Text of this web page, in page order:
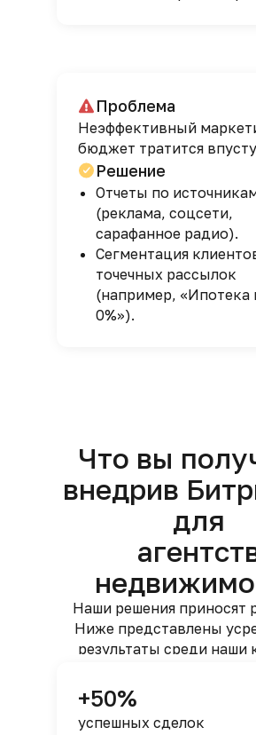
Проблема
Неэффективный
бюджет тратится
Решение
Отчеты по
(реклама, соцсети,
сарафанное радио).
Сегментация
точечных рассылок
(например, «Ипотека
0%»).
Что вы
внедрив
для
Наши решения приносят
Ниже представлены
результаты среди наши
+50%
успешных сделок